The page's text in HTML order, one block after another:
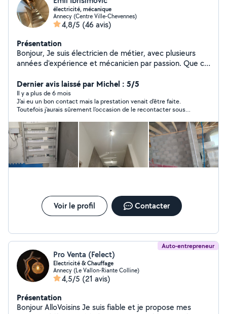
électricité, mécanique
Annecy (Centre Ville-Chevennes)
4,8/5 (46 avis)
Présentation
Bonjour, Je suis électricien de métier, avec plusieurs
années d'expérience et mécanicien par passion. Que ce
réparations, ou pour des projets de mécanique (auto,
moto ou autre), je suis à votre service pour vous
apporter des solutions fiables
Dernier avis laissé par Michel : 5/5
Il y a plus de 6 mois
J'ai eu un bon contact mais la prestation venait d'être faite.
Toutefois j'aurais sûrement l'occasion de le recontacter sous
Voir le profil Contacter
Auto-entrepreneur
Pro Venta (Felect)
Electricité & Chauffage
Annecy (Le Vallon-Riante Colline)
4,5/5 (21 avis)
Présentation
Bonjour AlloVoisins Je suis fiable et je propose mes